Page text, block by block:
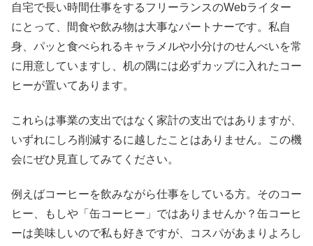
自宅で長い時間仕事をするフリーランスのWebライター
にとって、間食や飲み物は大事なパートナーです。私自
身、パッと食べられるキャラメルや小分けのせんべいを常
に用意していますし、机の隅には必ずカップに入れたコー
ヒーが置いてあります。
これらは事業の支出ではなく家計の支出ではありますが、
いずれにしろ削減するに越したことはありません。この機
会にぜひ見直してみてください。
例えばコーヒーを飲みながら仕事をしている方。そのコー
ヒー、もしや「缶コーヒー」ではありませんか？缶コーヒ
ーは美味しいので私も好きですが、コスパがあまりよろし